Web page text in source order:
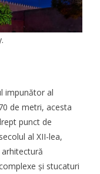
impunător al
de metri, acesta
punct de
al XII-lea,
și stucaturi